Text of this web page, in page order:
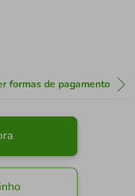
formas de pagamento